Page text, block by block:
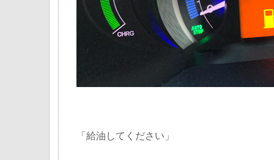
「給油してください」